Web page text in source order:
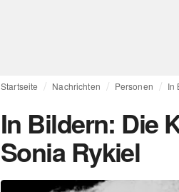
Startseite Nachrichten Personen In
In Bildern: Die
Sonia Rykiel